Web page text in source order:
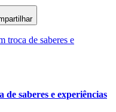
saberes e experiências